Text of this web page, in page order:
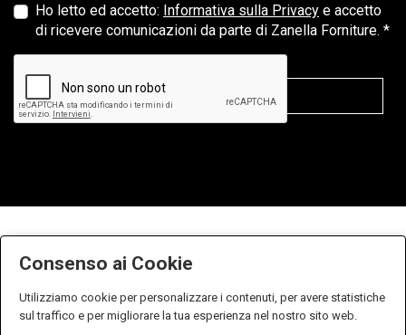
Ho letto ed accetto: Informativa sulla Privacy e accetto
di ricevere comunicazioni da parte di Zanella Forniture. *
Consenso ai Cookie
Utilizziamo cookie per personalizzare i contenuti, per avere statistiche
sul traffico e per migliorare la tua esperienza nel nostro sito web.